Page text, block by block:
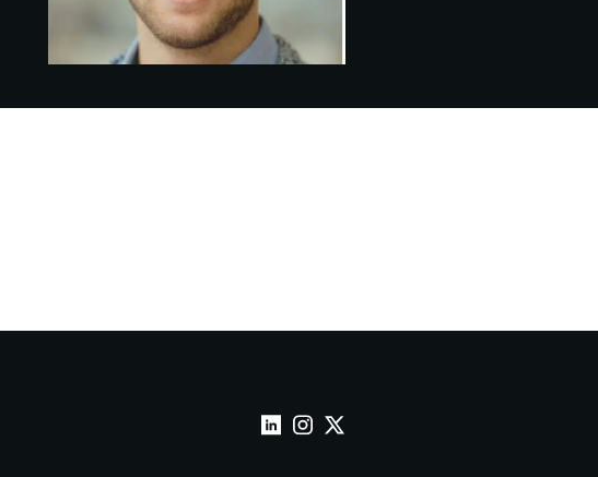
Wepoint sur Linkedin
Wepoint sur Instagram
Wepoint sur Twitter